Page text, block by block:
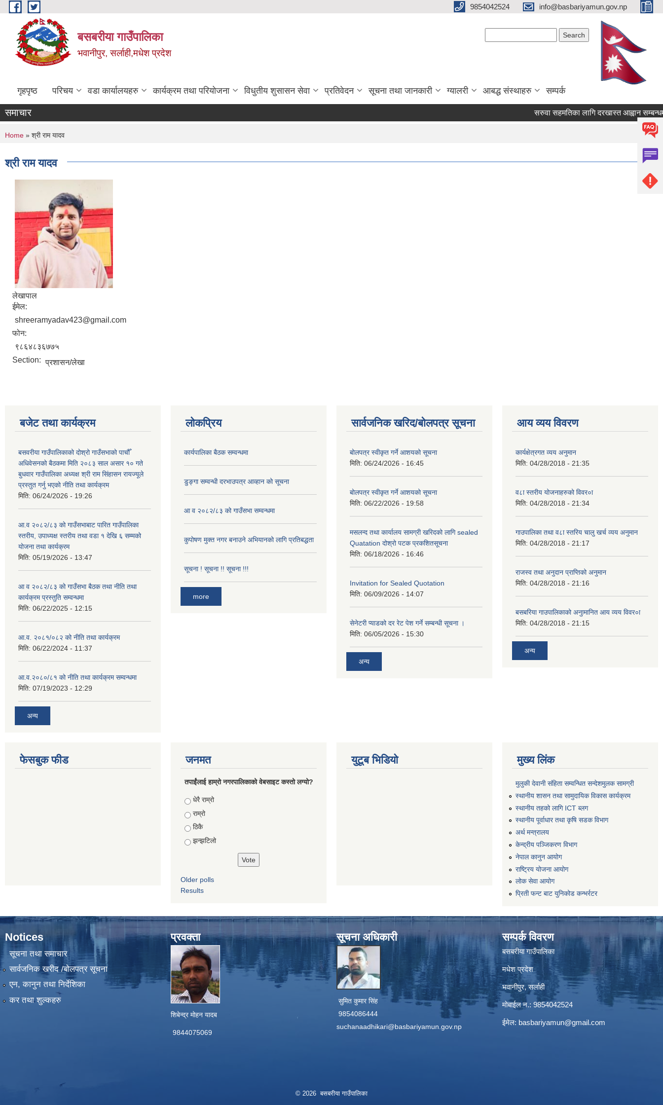
Skip to main content 9854042524 info@basbariyamun.gov.np
बसबरीया गाउँपालिका
भवानीपुर, सर्लाही,मधेश प्रदेश
गृहपृष्ठ परिचय वडा कार्यालयहरु कार्यक्रम तथा परियोजना विधुतीय शुसासन सेवा प्रतिवेदन सूचना तथा जानकारी ग्यालरी आबद्ध संस्थाहरु सम्पर्क
समाचार सरुवा सहमतिका लागि दरखास्त आह्वान सम्बन्धमा
You are here
Home » श्री राम यादव
श्री राम यादव
लेखापाल
ईमेल:
shreeramyadav423@gmail.com
फोन:
९८६४८३६७७५
Section: प्रशासन/लेखा
बजेट तथा कार्यक्रम
बसवरीया गाउँपालिकाको दोश्रो गाउँसभाको पाचौँ
अधिवेसनको बैठकमा मिति २०८३ साल असार १० गते
बुधवार गाउँपालिका अध्यक्ष श्री राम सिंहासन रायज्यूले
प्रस्तुत गर्नु भएको नीति तथा कार्यक्रम
मिति: 06/24/2026 - 19:26
आ.व २०८२/८३ को गाउँसभाबाट पारित गाउँपालिका
स्तरीय, उपाध्यक्ष स्तरीय तथा वडा १ देखि ६ सम्मको
योजना तथा कार्यक्रम
मिति: 05/19/2026 - 13:47
आ व २०८२/८३ को गाउँसभा बैठक तथा नीति तथा
कार्यक्रम प्रस्तुति सम्वन्धमा
मिति: 06/22/2025 - 12:15
आ.व. २०८१/०८२ को नीति तथा कार्यक्रम
मिति: 06/22/2024 - 11:37
आ.व.२०८०/८१ को नीति तथा कार्यक्रम सम्वन्धमा
मिति: 07/19/2023 - 12:29
अन्य
लोकप्रिय
कार्यपालिका बैठक सम्वन्धमा
डुङ्गा सम्वन्धी दरभाउपत्र आव्हान को सूचना
आ व २०८२/८३ को गाउँसभा सम्वन्धमा
कुपोषण मुक्त नगर बनाउने अभियानको लागि प्रतिबद्धता
सूचना ! सूचना !! सूचना !!!
more
सार्वजनिक खरिद/बोलपत्र सूचना
बोलपत्र स्वीकृत गर्ने आशयको सूचना
मिति: 06/24/2026 - 16:45
बोलपत्र स्वीकृत गर्ने आशयको सूचना
मिति: 06/22/2026 - 19:58
मसलन्द तथा कार्यालय सामग्री खरिदको लागि sealed
Quatation दोश्रो पटक प्रकशितसूचना
मिति: 06/18/2026 - 16:46
Invitation for Sealed Quotation
मिति: 06/09/2026 - 14:07
सेनेटरी प्याडको दर रेट पेश गर्ने सम्बन्धी सूचना ।
मिति: 06/05/2026 - 15:30
अन्य
आय व्यय विवरण
कार्यक्षेत्रगत व्यय अनुमान
मिति: 04/28/2018 - 21:35
व८ा स्तरीय योजनाहरुको विवर०ा
मिति: 04/28/2018 - 21:34
गाउपालिका तथा व८ा स्तरिय चालु खर्च व्यय अनुमान
मिति: 04/28/2018 - 21:17
राजस्व तथा अनुदान प्राप्तिको अनुमान
मिति: 04/28/2018 - 21:16
बसबरिया गाउपालिकाको अनुामानित आय व्यय विवर०ा
मिति: 04/28/2018 - 21:15
अन्य
फेसबुक फीड जनमत
तपाईंलाई हाम्रो नगरपालिकाको वेबसाइट कस्तो लग्यो?
Choices
धेरै राम्रो
राम्रो
ठिकै
झन्झटिलो
Older polls
Results
युटूब भिडियो मुख्य लिंक
मुलुकी देवानी संहिता सम्वन्धित सन्देशमुलक सामग्री
स्थानीय शासन तथा सामुदायिक विकास कार्यक्रम
स्थानीय तहको लागि ICT ब्लग
स्थानीय पूर्वाधार तथा कृषि सडक विभाग
अर्थ मन्त्रालय
केन्द्रीय पञ्जिकरण विभाग
नेपाल कानुन आयोग
राष्ट्रिय योजना आयोग
लोक सेवा आयोग
प्रिती फन्ट बाट युनिकोड कन्भर्रटर
Notices
सूचना तथा समाचार
सार्वजनिक खरीद /बोलपत्र सूचना
एन, कानुन तथा निर्देशिका
कर तथा शुल्कहरु
प्रवक्ता
शिबेन्द्र मोहन यादब
9844075069
सूचना अधिकारी
सुमित कुमार सिंह
9854086444
suchanaadhikari@basbariyamun.gov.np
सम्पर्क विवरण
बसबरीया गाउँपालिका
मधेश प्रदेश
भवानीपुर, सर्लाही
मोबाईल न.: 9854042524
ईमेल: basbariyamun@gmail.com
© 2026 बसबरीया गाउँपालिका